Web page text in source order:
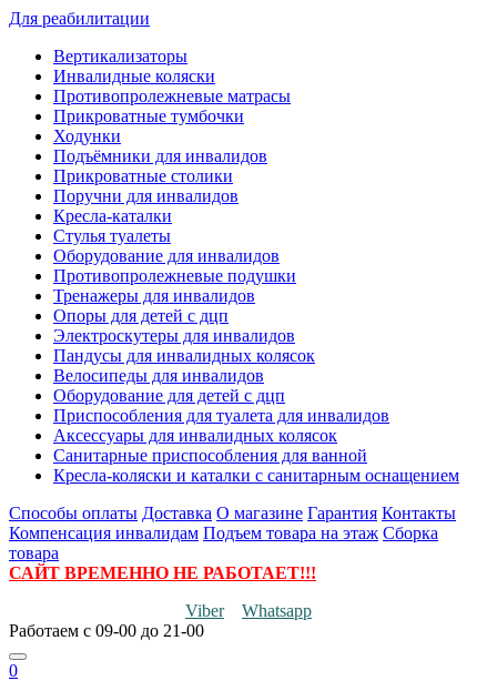
Для реабилитации
Вертикализаторы
Инвалидные коляски
Противопролежневые матрасы
Прикроватные тумбочки
Ходунки
Подъёмники для инвалидов
Прикроватные столики
Поручни для инвалидов
Кресла-каталки
Стулья туалеты
Оборудование для инвалидов
Противопролежневые подушки
Тренажеры для инвалидов
Опоры для детей с дцп
Электроскутеры для инвалидов
Пандусы для инвалидных колясок
Велосипеды для инвалидов
Оборудование для детей с дцп
Приспособления для туалета для инвалидов
Аксессуары для инвалидных колясок
Санитарные приспособления для ванной
Кресла-коляски и каталки с санитарным оснащением
Способы оплаты Доставка О магазине Гарантия Контакты
Компенсация инвалидам Подъем товара на этаж Сборка
товара
САЙТ ВРЕМЕННО НЕ РАБОТАЕТ!!!
Viber
Whatsapp
Работаем с 09-00 до 21-00
0